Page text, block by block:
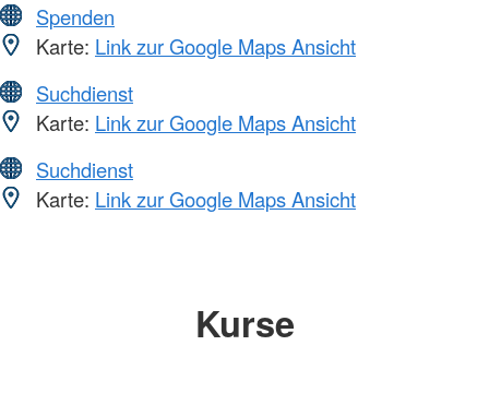
Spenden
Karte: Link zur Google Maps Ansicht
Suchdienst
Karte: Link zur Google Maps Ansicht
Suchdienst
Karte: Link zur Google Maps Ansicht
Kurse